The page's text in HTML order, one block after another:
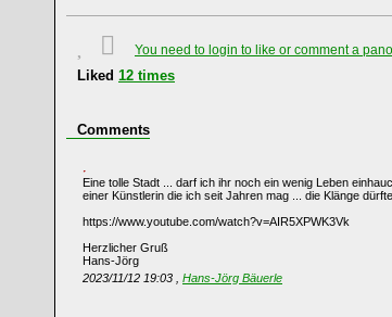
You need to login to like or comment a
Liked 12 times
Comments
Eine tolle Stadt ... darf ich ihr noch ein wenig Leben
einer Künstlerin die ich seit Jahren mag ... die Klänge
https://www.youtube.com/watch?v=AIR5XPWK3Vk
Herzlicher Gruß
Hans-Jörg
2023/11/12 19:03 , Hans-Jörg Bäuerle